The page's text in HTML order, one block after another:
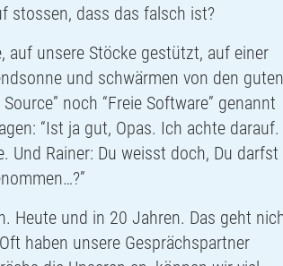
stossen, dass das falsch ist?
auf unsere Stöcke gestützt, auf einer
und schwärmen von den guten
Source” noch “Freie Software” genannt
“Ist ja gut, Opas. Ich achte darauf.
Und Rainer: Du weisst doch, Du darfst
Heute und in 20 Jahren. Das geht
haben unsere Gesprächspartner